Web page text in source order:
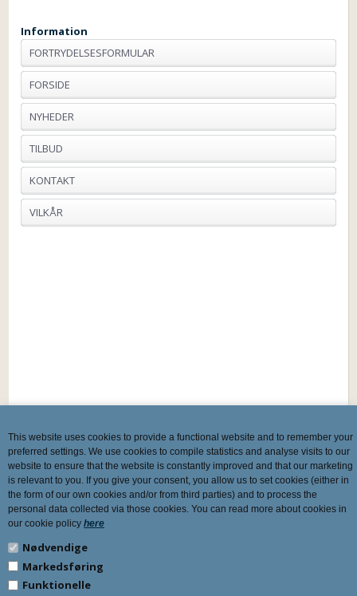
This website uses cookies to provide a functional website and to remember your
preferred settings. We use cookies to compile statistics and analyse visits to our
website to ensure that the website is constantly improved and that our marketing
is relevant to you. If you give your consent, you allow us to set cookies (either in
the form of our own cookies and/or from third parties) and to process the
personal data collected via those cookies. You can read more about cookies in
our cookie policy here
Nødvendige
Markedsføring
Funktionelle
Information
FORTRYDELSESFORMULAR
FORSIDE
NYHEDER
TILBUD
KONTAKT
VILKÅR